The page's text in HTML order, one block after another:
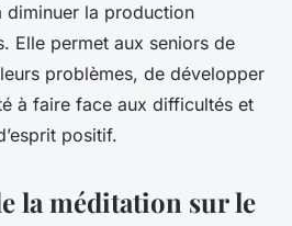
diminuer la production
Elle permet aux seniors de
problèmes, de développer
à faire face aux difficultés et
positif.
la méditation sur le